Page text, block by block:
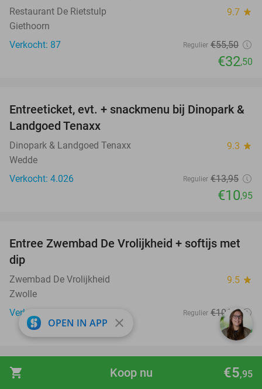
shopping_cart €5,95
Koop nu
Restaurant De Rietstulp 9.7 star
Giethoorn
Verkocht: 87
Regulier €55,50
€32,50
22%
Entreeticket, evt. + snackmenu bij Dinopark &
Landgoed Tenaxx
Dinopark & Landgoed Tenaxx 9.3 star
Wedde
Verkocht: 4.026
Regulier €13,95
€10,95
44%
Entree Zwembad De Vrolijkheid + softijs met
dip
Zwembad De Vrolijkheid 9.5 star
Zwolle
Verkocht: 2.266
Regulier €10 ,70
€5 ,95
33%
Uitgebreid shared dining-diner bij Sozing
OPEN IN APP close